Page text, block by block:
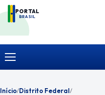
PORTAL
BRASIL
Menu
Início/Distrito Federal/